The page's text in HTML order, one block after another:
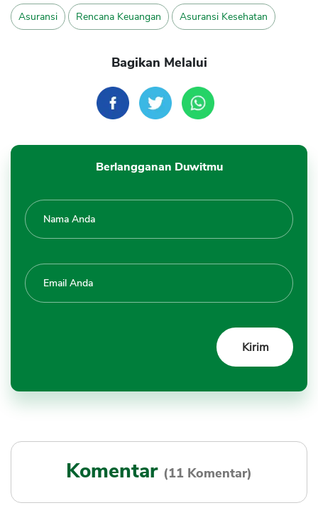
Asuransi Rencana Keuangan Asuransi Kesehatan
Bagikan Melalui
Berlangganan Duwitmu
Komentar (11 Komentar)